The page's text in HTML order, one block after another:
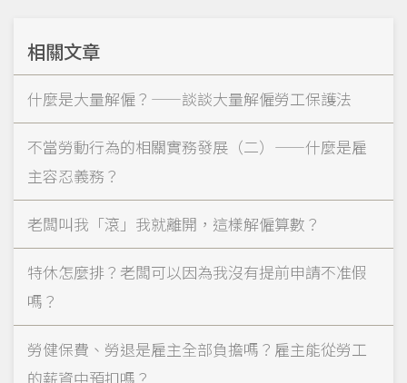
相關文章
什麼是大量解僱？——談談大量解僱勞工保護法
不當勞動行為的相關實務發展（二）——什麼是雇
主容忍義務？
老闆叫我「滾」我就離開，這樣解僱算數？
特休怎麼排？老闆可以因為我沒有提前申請不准假
嗎？
勞健保費、勞退是雇主全部負擔嗎？雇主能從勞工
的薪資中預扣嗎？